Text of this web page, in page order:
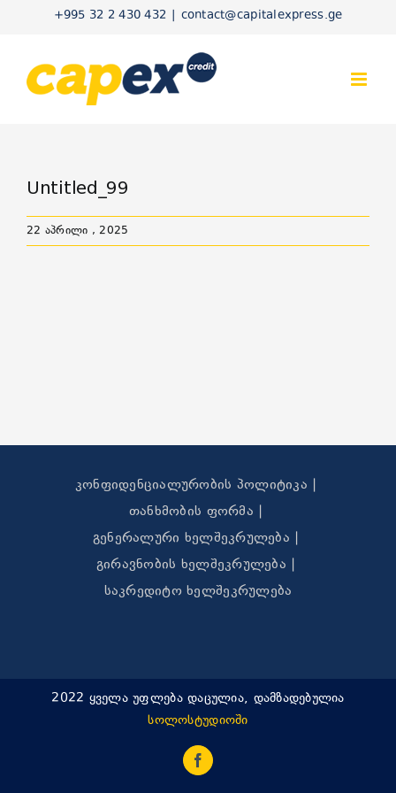
content
+995 32 2 430 432 contact@capitalexpress.ge
Untitled_99
22 აპრილი , 2025
კონფიდენციალურობის პოლიტიკა
თანხმობის ფორმა
გენერალური ხელშეკრულება
გირავნობის ხელშეკრულება
საკრედიტო ხელშეკრულება
2022 ყველა უფლება დაცულია, დამზადებულია
სოლოსტუდიოში
Facebook